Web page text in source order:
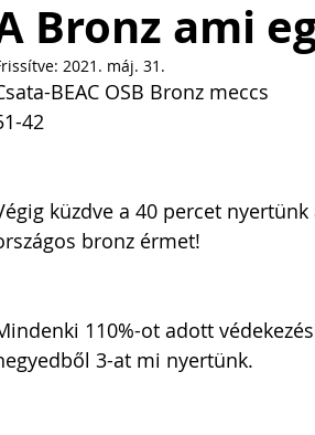
Bronz ami
2021. máj. 31.
BEAC OSB Bronz meccs
42
küzdve a 40 percet nyertünk
bronz érmet!
110%-ot adott
3-at mi nyertünk.